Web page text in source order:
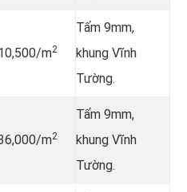
m2
Tấm 9mm,
khung Vĩnh
Tường.
m2
Tấm 9mm,
khung Vĩnh
Tường.